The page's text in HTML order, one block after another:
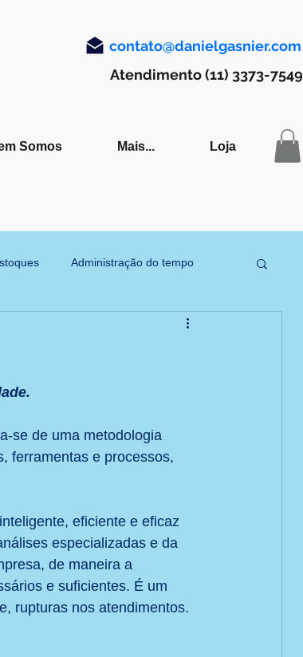
contato@danielgasnier.com
Atendimento (11) 3373-7549
Somos Mais... Loja
Administração do tempo
Suprimentos
Forecast
se de uma metodologia
ferramentas e processos,
eficiente e eficaz
especializadas e da
de maneira a
e suficientes. É um
rupturas nos atendimentos.